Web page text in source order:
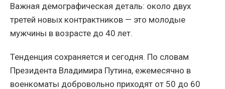
Важная демографическая деталь: около двух
третей новых контрактников — это молодые
мужчины в возрасте до 40 лет.
Тенденция сохраняется и сегодня. По словам
Президента Владимира Путина, ежемесячно в
военкоматы добровольно приходят от 50 до 60